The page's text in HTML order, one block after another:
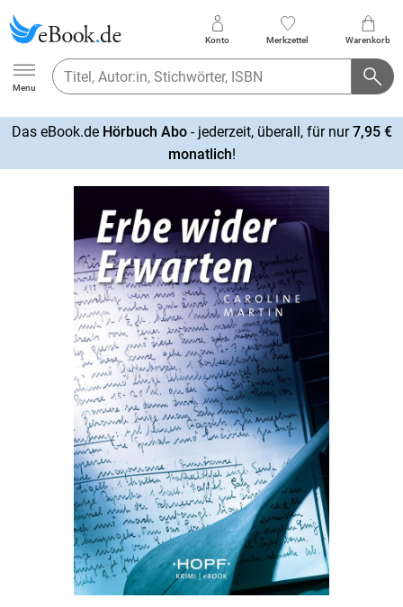
Ebook.de
Menu
Konto Merkzettel Warenkorb
Das eBook.de Hörbuch Abo- jederzeit, überall, für nur7,95 €
monatlich!